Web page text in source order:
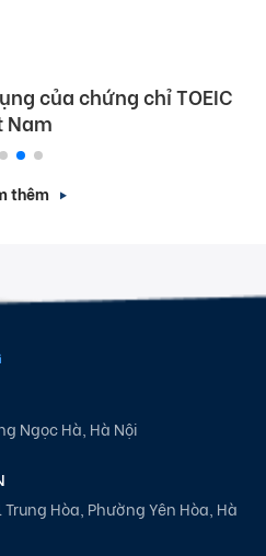
dịch vụ trong thời gian
2026
thêm
Ngọc Hà, Hà Nội
Hòa, Phường Yên Hòa, Hà